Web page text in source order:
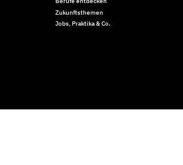
Zukunftsthemen
Jobs, Praktika & Co.